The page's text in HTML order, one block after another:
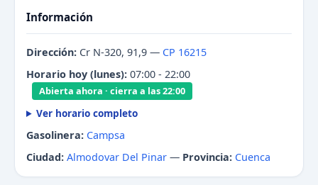
Información
Dirección: Cr N-320, 91,9 — CP 16215
Horario hoy (lunes): 07:00 - 22:00
Abierta ahora · cierra a las 22:00
Ver horario completo
Gasolinera: Campsa
Ciudad: Almodovar Del Pinar — Provincia: Cuenca